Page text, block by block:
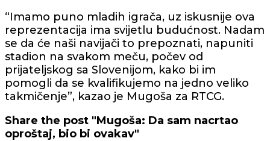
“Imamo puno mladih igrača, uz iskusnije ova
reprezentacija ima svijetlu budućnost. Nadam
se da će naši navijači to prepoznati, napuniti
stadion na svakom meču, počev od
prijateljskog sa Slovenijom, kako bi im
pomogli da se kvalifikujemo na jedno veliko
takmičenje”, kazao je Mugoša za RTCG.
Share the post "Mugoša: Da sam nacrtao
oproštaj, bio bi ovakav"